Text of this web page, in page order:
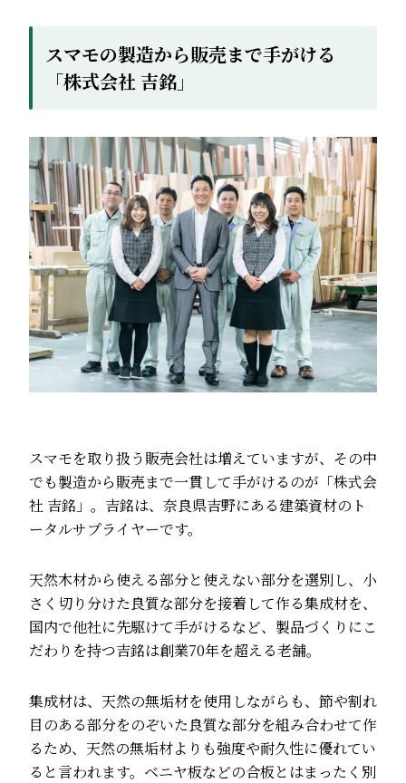
スマモの製造から販売まで手がける
「株式会社 吉銘」
スマモを取り扱う販売会社は増えていますが、その中
でも製造から販売まで一貫して手がけるのが「株式会
社 吉銘」。吉銘は、奈良県吉野にある建築資材のト
ータルサプライヤーです。
天然木材から使える部分と使えない部分を選別し、小
さく切り分けた良質な部分を接着して作る集成材を、
国内で他社に先駆けて手がけるなど、製品づくりにこ
だわりを持つ吉銘は創業70年を超える老舗。
集成材は、天然の無垢材を使用しながらも、節や割れ
目のある部分をのぞいた良質な部分を組み合わせて作
るため、天然の無垢材よりも強度や耐久性に優れてい
ると言われます。ベニヤ板などの合板とはまったく別